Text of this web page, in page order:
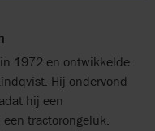
1972 en ontwikkelde
Hij ondervond
hij een
tractorongeluk.